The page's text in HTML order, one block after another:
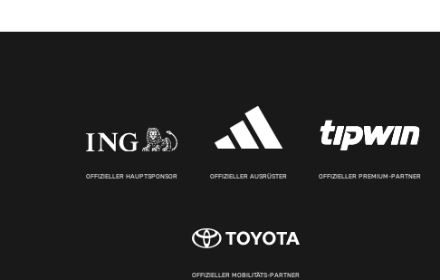
OFFIZIELLER HAUPTSPONSOR OFFIZIELLER AUSRÜSTER OFFIZIELLER PREMIUM-PARTNER
OFFIZIELLER MOBILITÄTS-PARTNER